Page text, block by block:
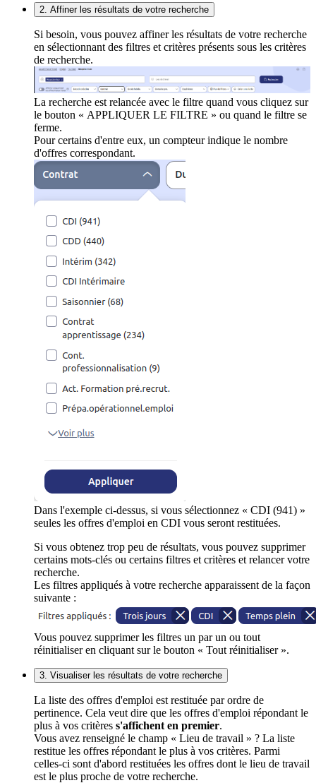
2. Affiner les résultats de votre recherche
Si besoin, vous pouvez affiner les résultats de votre recherche
en sélectionnant des filtres et critères présents sous les critères
de recherche.
La recherche est relancée avec le filtre quand vous cliquez sur
le bouton « APPLIQUER LE FILTRE » ou quand le filtre se
ferme.
Pour certains d'entre eux, un compteur indique le nombre
d'offres correspondant.
Dans l'exemple ci-dessus, si vous sélectionnez « CDI (941) »
seules les offres d'emploi en CDI vous seront restituées.
Si vous obtenez trop peu de résultats, vous pouvez supprimer
certains mots-clés ou certains filtres et critères et relancer votre
recherche.
Les filtres appliqués à votre recherche apparaissent de la façon
suivante :
Vous pouvez supprimer les filtres un par un ou tout
réinitialiser en cliquant sur le bouton « Tout réinitialiser ».
3. Visualiser les résultats de votre recherche
La liste des offres d'emploi est restituée par ordre de
pertinence. Cela veut dire que les offres d'emploi répondant le
plus à vos critères s'affichent en premier.
Vous avez renseigné le champ « Lieu de travail » ? La liste
restitue les offres répondant le plus à vos critères. Parmi
celles-ci sont d'abord restituées les offres dont le lieu de travail
est le plus proche de votre recherche.